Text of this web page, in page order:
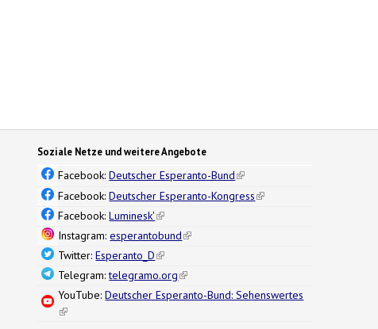
Soziale Netze und weitere Angebote
Facebook:Deutscher Esperanto-Bund(link is external)
Facebook:Deutscher Esperanto-Kongress(link is external)
Facebook:Luminesk'(link is external)
Instagram:esperantobund(link is external)
Twitter:Esperanto_D(link is external)
Telegram:telegramo.org(link is external)
YouTube:Deutscher Esperanto-Bund: Sehenswertes
(link is external)